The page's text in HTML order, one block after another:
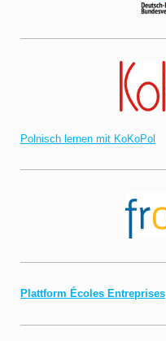
Polnisch lernen mit KoKoPol
Plattform Écoles Entreprises